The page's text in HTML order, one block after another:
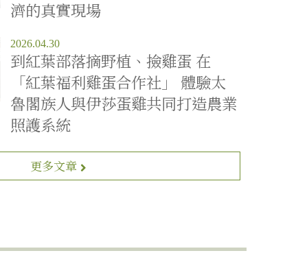
濟的真實現場
2026.04.30
到紅葉部落摘野植、撿雞蛋 在
「紅葉福利雞蛋合作社」 體驗太
魯閣族人與伊莎蛋雞共同打造農業
照護系統
更多文章